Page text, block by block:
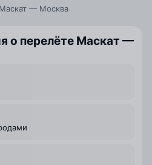
Маскат — Москва
о перелёте Маскат —